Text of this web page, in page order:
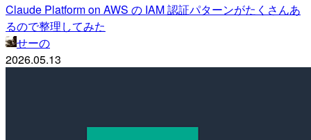
Claude Platform on AWS の IAM 認証パターンがたくさんあ
るので整理してみた
せーの
2026.05.13